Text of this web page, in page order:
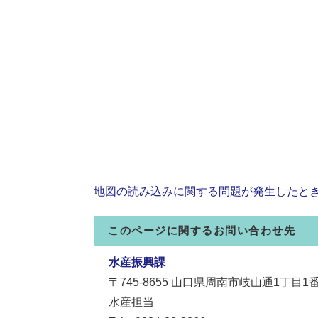
地図の読み込みに関する問題が発生したと
このページに関するお問い合わせ先
水産振興課
〒745-8655 山口県周南市岐山通1丁目1
水産担当